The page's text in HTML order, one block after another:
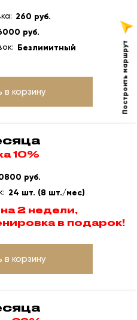
Построить маршрут
260 руб.
руб.
Безлимитный
в корзину
10%
руб.
24 шт. (8 шт./мес)
2 недели,
в подарок!
в корзину